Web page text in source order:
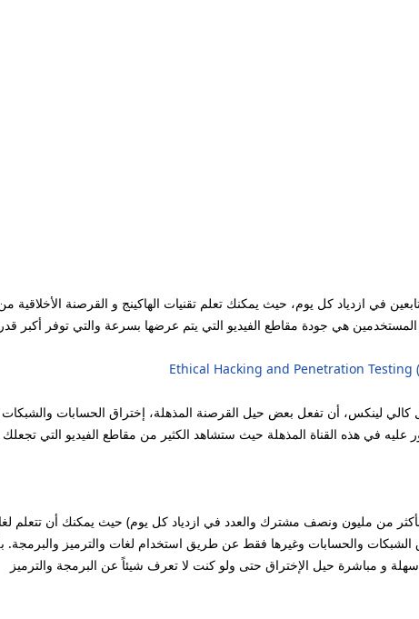
في ازدياد كل يوم، حيث يمكنك تعلم تقنيات الهاكينج و القرصنة
المستخدمين هي جودة مقاطع الفيديو التي يتم عرضها بسرعة والتي توفر أكبر
Ethical Hacking and Penetration Testing
لينكس، أن تفعل بعض حيل القرصنة المذهلة، إختراق الحسابات والشبكات
عليه في هذه القناة المذهلة حيث ستشاهد الكثير من مقاطع الفيديو التي تجعلك
من مليون ونصف مشترك والعدد في ازدياد كل يوم) حيث يمكنك أن تتعلم
والحسابات وغيرها فقط عن طريق استخدام لغات والترميز والبرمجة. بل
و مباشرة حيل الإختراق حتى ولو كنت لا تعرف شيئاً عن البرمجة والترميز